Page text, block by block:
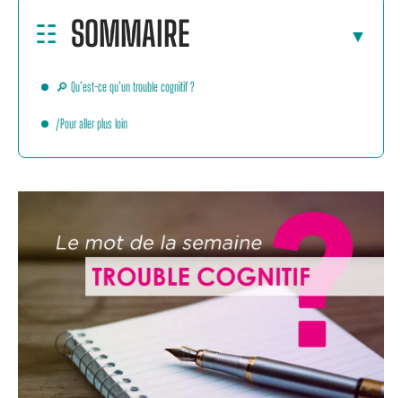
SOMMAIRE
🔎 Qu’est-ce qu’un trouble cognitif ?
/Pour aller plus loin